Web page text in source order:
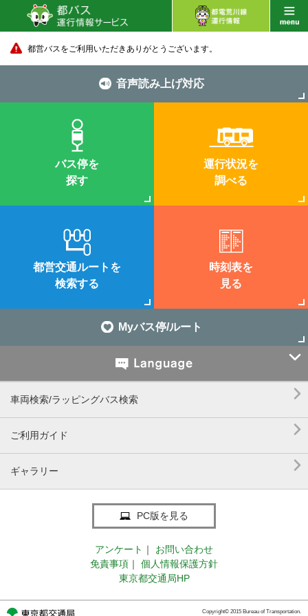
都営バスをご利用いただきありがとうございます。
音声読み上げ対応
バス停を
探す
運行状況を
調べる
都営交通ルートを
検索する
時刻表を
見る
Myバス停/ルート

車両検索/ラッピングバス検索 
ご利用ガイド 
ギャラリー 
PC版を見る
アンケート ｜
お問い合わせ
免責事項 ｜
個人情報保護方針
東京都交通局HP
Copyright© 2015 Bureau of Transportation.